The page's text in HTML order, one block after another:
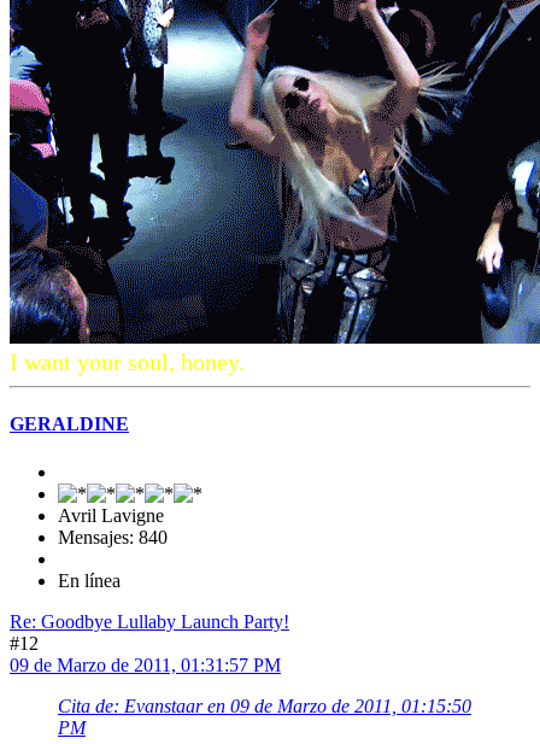
I want your soul, honey.
GERALDINE
Avril Lavigne
Mensajes: 840
En línea
Re: Goodbye Lullaby Launch Party!
#12
09 de Marzo de 2011, 01:31:57 PM
Cita de: Evanstaar en 09 de Marzo de 2011, 01:15:50
PM